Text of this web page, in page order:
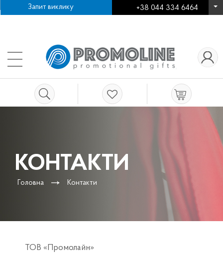
Про компанію
Як зробити замовлення+38 044 334 6464
Запит виклику
Головна Контакти
КОНТАКТИ
ТОВ «Промолайн»